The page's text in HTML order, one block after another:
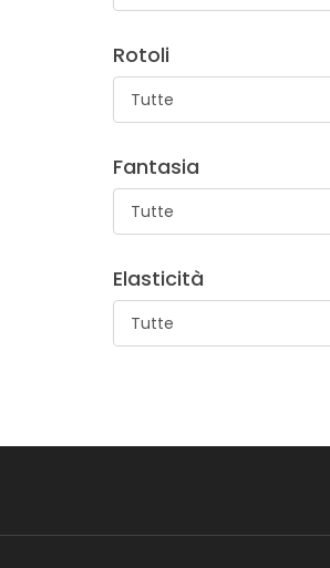
Rotoli
Tutte
Fantasia
Tutte
Elasticità
Tutte